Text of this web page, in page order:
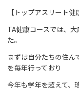
【トップアスリート
TA健康コースでは、
た。
まずは自分たちの住
を毎年行っており
今年も学年を超えて、